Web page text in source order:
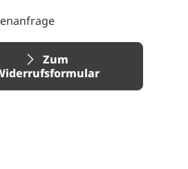
Zum